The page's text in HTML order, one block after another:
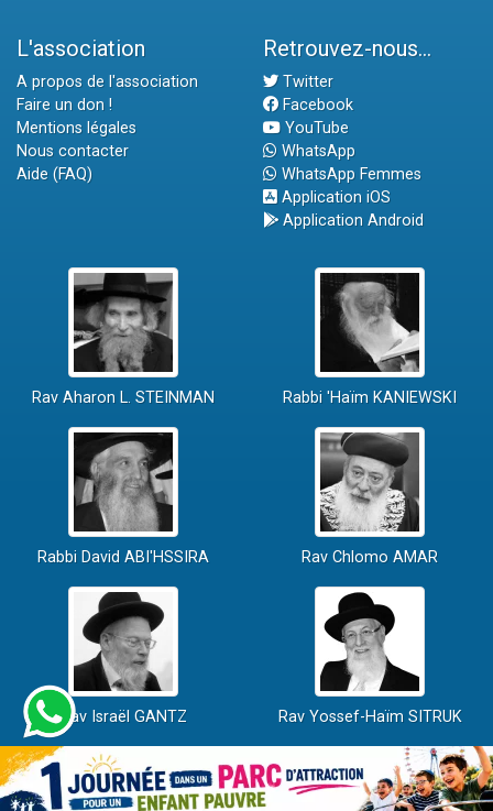
L'association
A propos de l'association
Faire un don !
Mentions légales
Nous contacter
Aide (FAQ)
Retrouvez-nous...
Twitter
Facebook
YouTube
WhatsApp
WhatsApp Femmes
Application iOS
Application Android
Rav Aharon L. STEINMAN Rabbi 'Haïm KANIEWSKI
Rabbi David ABI'HSSIRA Rav Chlomo AMAR
Rav Israël GANTZ Rav Yossef-Haïm SITRUK